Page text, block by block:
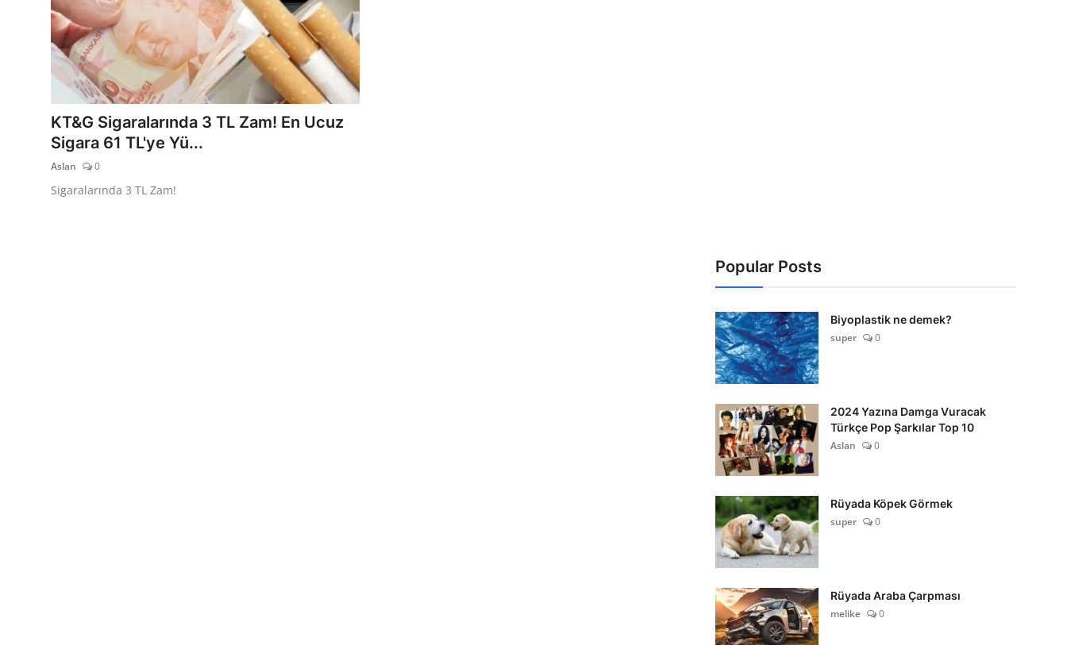
İŞ BİRLİĞİ
MÜZİK
TEKNOLOJİ
KT&G Sigaralarında 3 TL Zam! En Ucuz
Sigara 61 TL'ye Yü...
Aslan 0
Sigaralarında 3 TL Zam!
Popular Posts
Biyoplastik ne demek?
super
0
2024 Yazına Damga Vuracak
Türkçe Pop Şarkılar Top 10
Aslan
0
Rüyada Köpek Görmek
super
0
Rüyada Araba Çarpması
melike
0